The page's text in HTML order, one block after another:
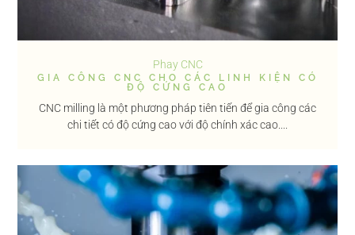
Phay CNC
GIA CÔNG CNC CHO CÁC LINH KIỆN CÓ
ĐỘ CỨNG CAO
CNC milling là một phương pháp tiên tiến để gia công các
chi tiết có độ cứng cao với độ chính xác cao....